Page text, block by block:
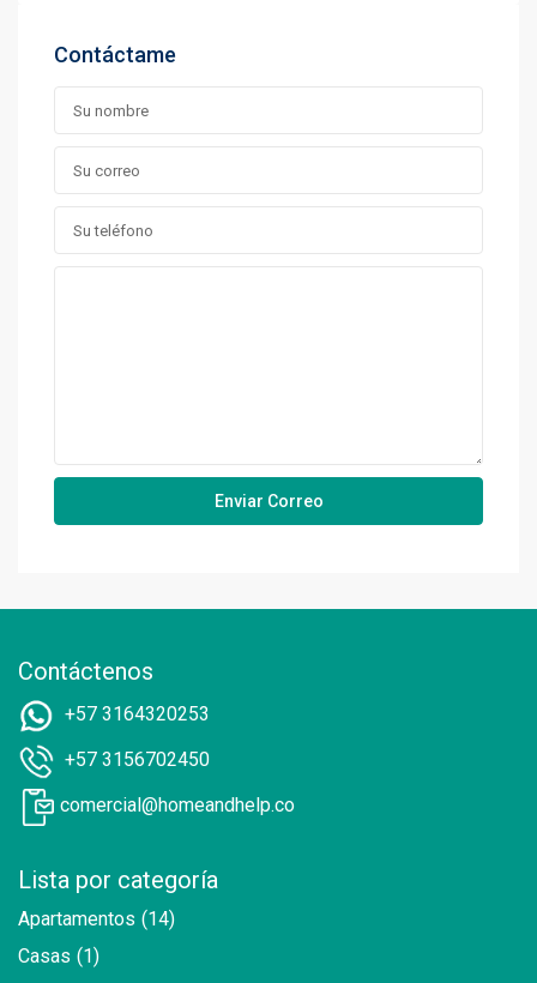
Contáctame
Contáctenos
+57 3164320253
+57 3156702450
comercial@homeandhelp.co
Lista por categoría
Apartamentos (14)
Casas (1)